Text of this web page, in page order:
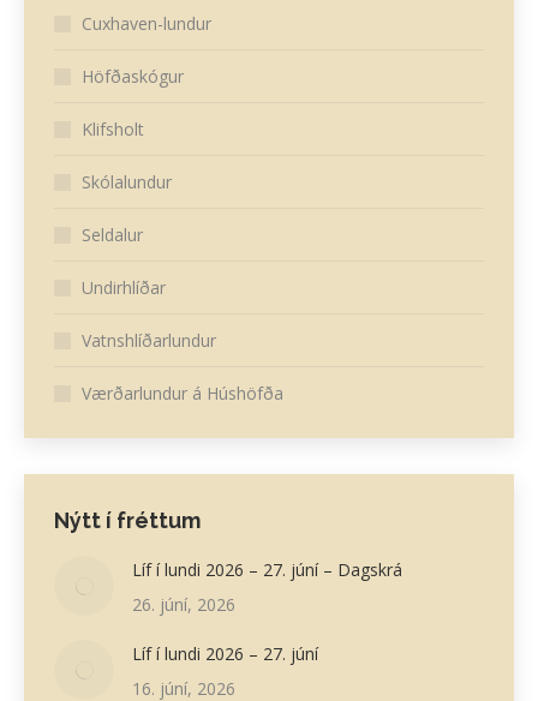
Cuxhaven-lundur
Höfðaskógur
Klifsholt
Skólalundur
Seldalur
Undirhlíðar
Vatnshlíðarlundur
Værðarlundur á Húshöfða
Nýtt í fréttum
Líf í lundi 2026 – 27. júní – Dagskrá
26. júní, 2026
Líf í lundi 2026 – 27. júní
16. júní, 2026